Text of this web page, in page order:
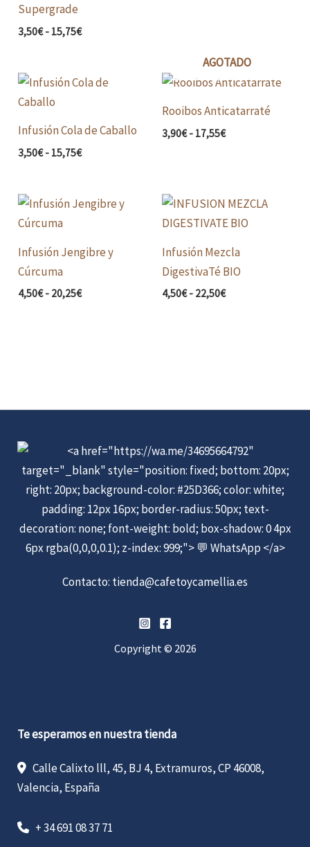
Supergrade
3,50€ - 15,75€
Infusión Cola de Caballo
3,50€ - 15,75€
Rango
3,50€
15,75€
AGOTADO
Rooibos Anticatarraté
3,90€ - 17,55€
Rango
precios:
desde
3,90€
Infusión Jengibre y
Cúrcuma
4,50€ - 20,25€
Rango
de
4,50€
Infusión Mezcla
DigestivaTé BIO
4,50€ - 22,50€
Rango
precios:
4,50€
hasta
22,50€
Contacto: tienda@cafetoycamellia.es
Copyright © 2026
Te esperamos en nuestra tienda
Calle Calixto lll, 45, BJ 4, Extramuros, CP 46008,
Valencia, España
+ 34 691 08 37 71